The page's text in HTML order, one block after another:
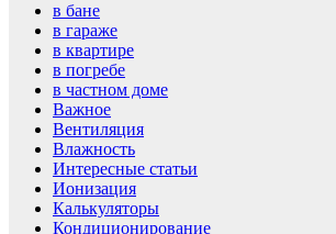
в бане
в гараже
в квартире
в погребе
в частном доме
Важное
Вентиляция
Влажность
Интересные статьи
Ионизация
Калькуляторы
Кондиционирование